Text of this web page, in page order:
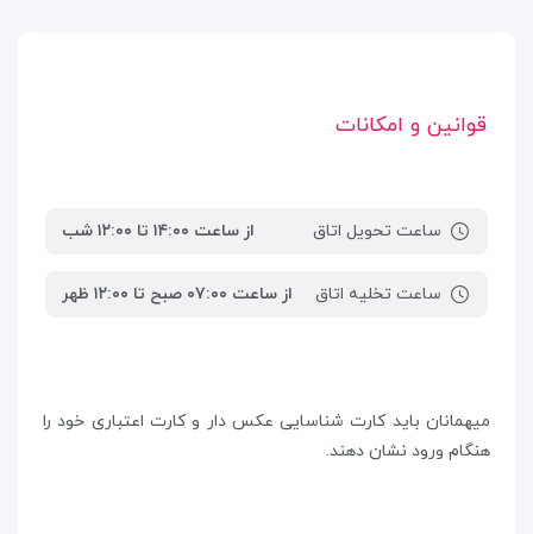
قوانین و امکانات
ساعت تحویل اتاق از ساعت ۱۴:۰۰ تا ۱۲:۰۰ شب
ساعت تخلیه اتاق از ساعت ۰۷:۰۰ صبح تا ۱۲:۰۰ ظهر
میهمانان باید کارت شناسایی عکس دار و کارت اعتباری خود را
هنگام ورود نشان دهند.